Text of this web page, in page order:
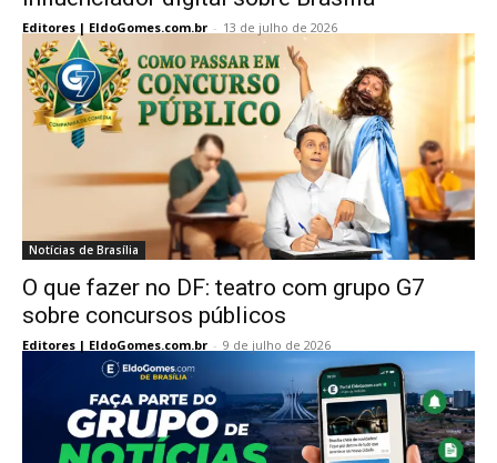
Editores | EldoGomes.com.br - 13 de julho de 2026
Notícias de Brasília
O que fazer no DF: teatro com grupo G7
sobre concursos públicos
Editores | EldoGomes.com.br - 9 de julho de 2026